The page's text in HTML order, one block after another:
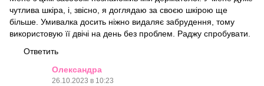
чутлива шкіра, і, звісно, я доглядаю за своєю шкірою ще
більше. Умивалка досить ніжно видаляє забрудення, тому
використовую її двічі на день без проблем. Раджу спробувати.
Ответить
Олександра
26.10.2023 в 10:23